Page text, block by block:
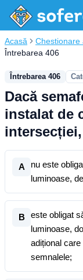
Acasă Chestionare
Întrebarea 406
Întrebarea 406
Dacă
instalat de
A
nu este
luminoase,
B
este obligat
luminoase,
adițional
semnalele;